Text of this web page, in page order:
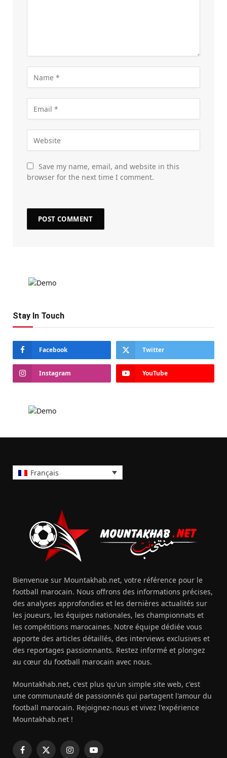
Save my name, email, and website in this
browser for the next time I comment.
Stay In Touch
Facebook Twitter
Instagram YouTube
Français
Bienvenue sur Mountakhab.net, votre référence pour le
football marocain. Nous offrons des informations précises,
des analyses approfondies et les dernières actualités sur
les joueurs, les équipes nationales, les championnats et
les compétitions marocaines. Notre équipe dédiée vous
apporte des articles détaillés, des interviews exclusives et
des reportages passionnants. Restez informé et plongez
au cœur du football marocain avec nous.
Mountakhab.net, c'est plus qu'un simple site web, c'est
une communauté de passionnés qui partagent l'amour du
football marocain. Rejoignez-nous et vivez l'expérience
Mountakhab.net !
Facebook
X InstagramYouTube